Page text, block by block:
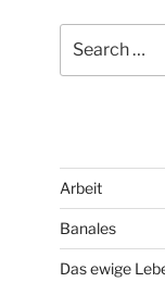
for:
Arbeit
Banales
Das ewige